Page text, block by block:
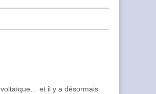
et il y a désormais